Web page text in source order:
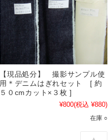
【現品処分】 撮影サンプル使
用＊デニムはぎれセット [ 約
５０cmカット×３枚 ]
¥800(税込 ¥880)
在庫 ○